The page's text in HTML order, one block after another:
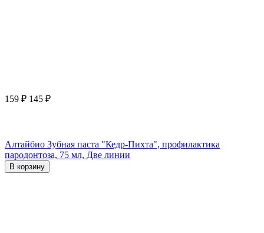
159 ₽ 145 ₽
Алтайбио Зубная паста "Кедр-Пихта", профилактика
пародонтоза, 75 мл, Две линии
В корзину